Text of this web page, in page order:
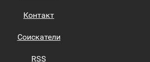
Контакт
Соискатели
RSS